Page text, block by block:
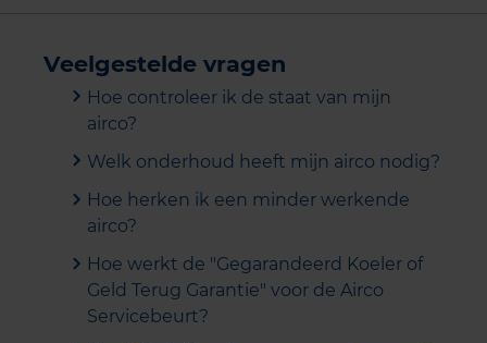
Veelgestelde vragen
Hoe controleer ik de staat van mijn
airco?
Welk onderhoud heeft mijn airco nodig?
Hoe herken ik een minder werkende
airco?
Hoe werkt de "Gegarandeerd Koeler of
Geld Terug Garantie" voor de Airco
Servicebeurt?